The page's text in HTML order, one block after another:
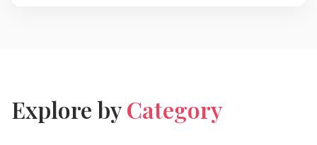
Explore byCategory